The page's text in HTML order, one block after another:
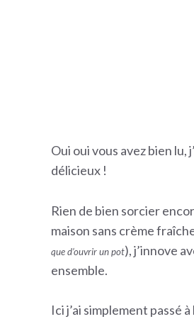
Oui oui vous avez bien lu,
délicieux !
Rien de bien sorcier
maison sans crème
que d’ouvrir un pot), j’innove
ensemble.
Ici j’ai simplement passé